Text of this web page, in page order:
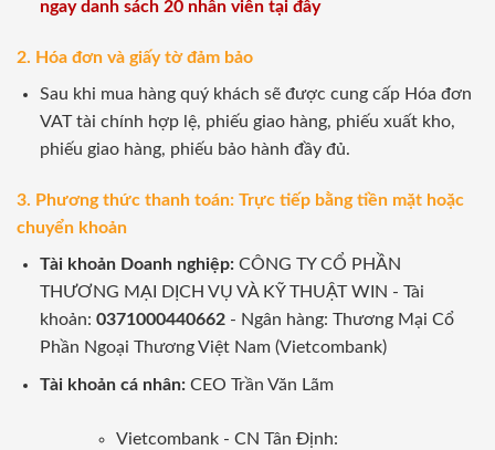
ngay danh sách 20 nhân viên tại đây
2. Hóa đơn và giấy tờ đảm bảo
Sau khi mua hàng quý khách sẽ được cung cấp Hóa đơn
VAT tài chính hợp lệ, phiếu giao hàng, phiếu xuất kho,
phiếu giao hàng, phiếu bảo hành đầy đủ.
3. Phương thức thanh toán: Trực tiếp bằng tiền mặt hoặc
chuyển khoản
Tài khoản Doanh nghiệp:CÔNG TY CỔ PHẦN
THƯƠNG MẠI DỊCH VỤ VÀ KỸ THUẬT WIN - Tài
khoản: 0371000440662- Ngân hàng: Thương Mại Cổ
Phần Ngoại Thương Việt Nam (Vietcombank)
Tài khoản cá nhân: CEO Trần Văn Lãm
Vietcombank - CN Tân Định: